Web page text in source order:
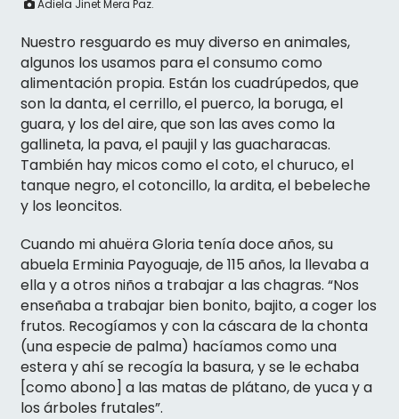
Adiela Jinet Mera Paz.
Nuestro resguardo es muy diverso en animales,
algunos los usamos para el consumo como
alimentación propia. Están los cuadrúpedos, que
son la danta, el cerrillo, el puerco, la boruga, el
guara, y los del aire, que son las aves como la
gallineta, la pava, el paujil y las guacharacas.
También hay micos como el coto, el churuco, el
tanque negro, el cotoncillo, la ardita, el bebeleche
y los leoncitos.
Cuando mi ahuëra Gloria tenía doce años, su
abuela Erminia Payoguaje, de 115 años, la llevaba a
ella y a otros niños a trabajar a las chagras. “Nos
enseñaba a trabajar bien bonito, bajito, a coger los
frutos. Recogíamos y con la cáscara de la chonta
(una especie de palma) hacíamos como una
estera y ahí se recogía la basura, y se le echaba
[como abono] a las matas de plátano, de yuca y a
los árboles frutales”.